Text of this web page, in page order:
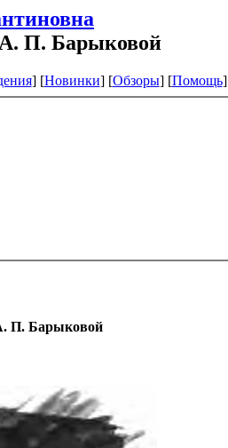
П. Барыковой
] [Новинки] [Обзоры] [Помощь]
П. Барыковой